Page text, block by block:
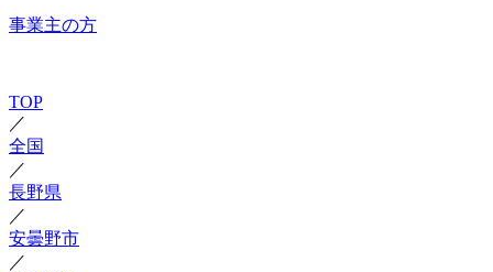
事業主の方
TOP
／
全国
／
長野県
／
安曇野市
／